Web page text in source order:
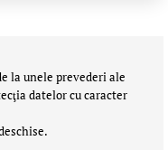
la unele prevederi ale
datelor cu caracter